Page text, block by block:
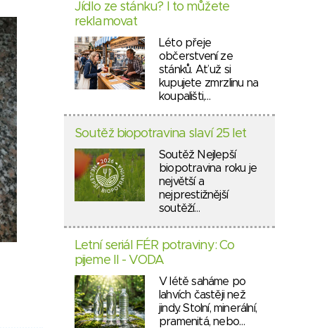
Jídlo ze stánku? I to můžete
reklamovat
Léto přeje
občerstvení ze
stánků. Ať už si
kupujete zmrzlinu na
koupališti,…
Soutěž biopotravina slaví 25 let
Soutěž Nejlepší
biopotravina roku je
největší a
nejprestižnější
soutěží…
Letní seriál FÉR potraviny: Co
pijeme II - VODA
V létě saháme po
lahvích častěji než
jindy. Stolní, minerální,
pramenitá, nebo…